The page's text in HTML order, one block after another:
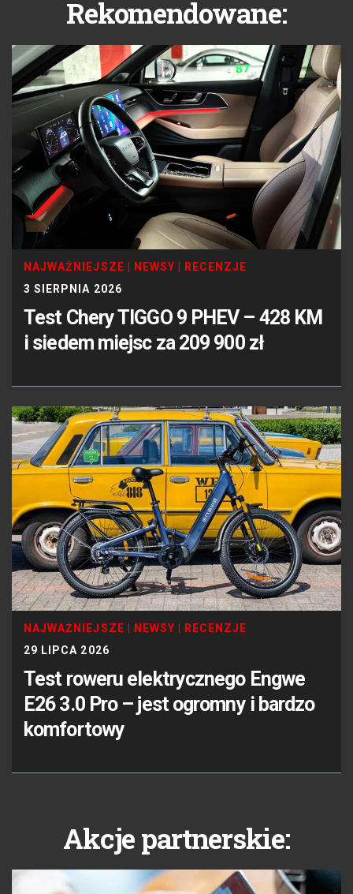
Rekomendowane:
NAJWAŻNIEJSZE NEWSY
RECENZJE
3 SIERPNIA 2026
Test Chery TIGGO 9 PHEV – 428 KM
i siedem miejsc za 209 900 zł
NAJWAŻNIEJSZE NEWSY
RECENZJE
29 LIPCA 2026
Test roweru elektrycznego Engwe
E26 3.0 Pro – jest ogromny i bardzo
komfortowy
Akcje partnerskie: